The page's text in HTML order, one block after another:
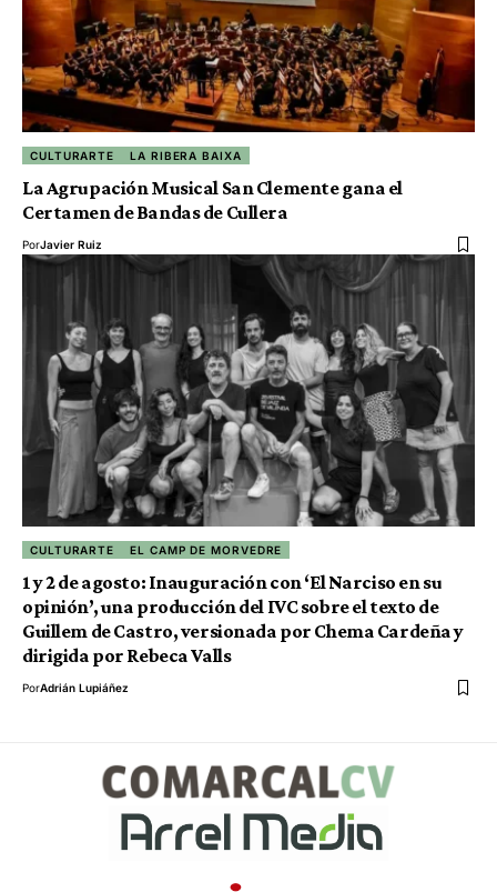
CULTURARTE LA RIBERA BAIXA
La Agrupación Musical San Clemente gana el
Certamen de Bandas de Cullera
PorJavier Ruiz
CULTURARTE EL CAMP DE MORVEDRE
1 y 2 de agosto: Inauguración con ‘El Narciso en su
opinión’, una producción del IVC sobre el texto de
Guillem de Castro, versionada por Chema Cardeña y
dirigida por Rebeca Valls
PorAdrián Lupiáñez